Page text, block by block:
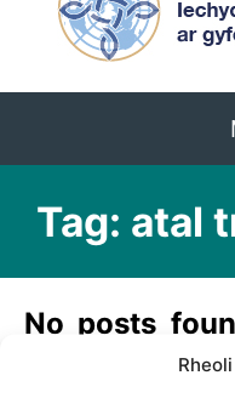
Tag: atal
No posts
search